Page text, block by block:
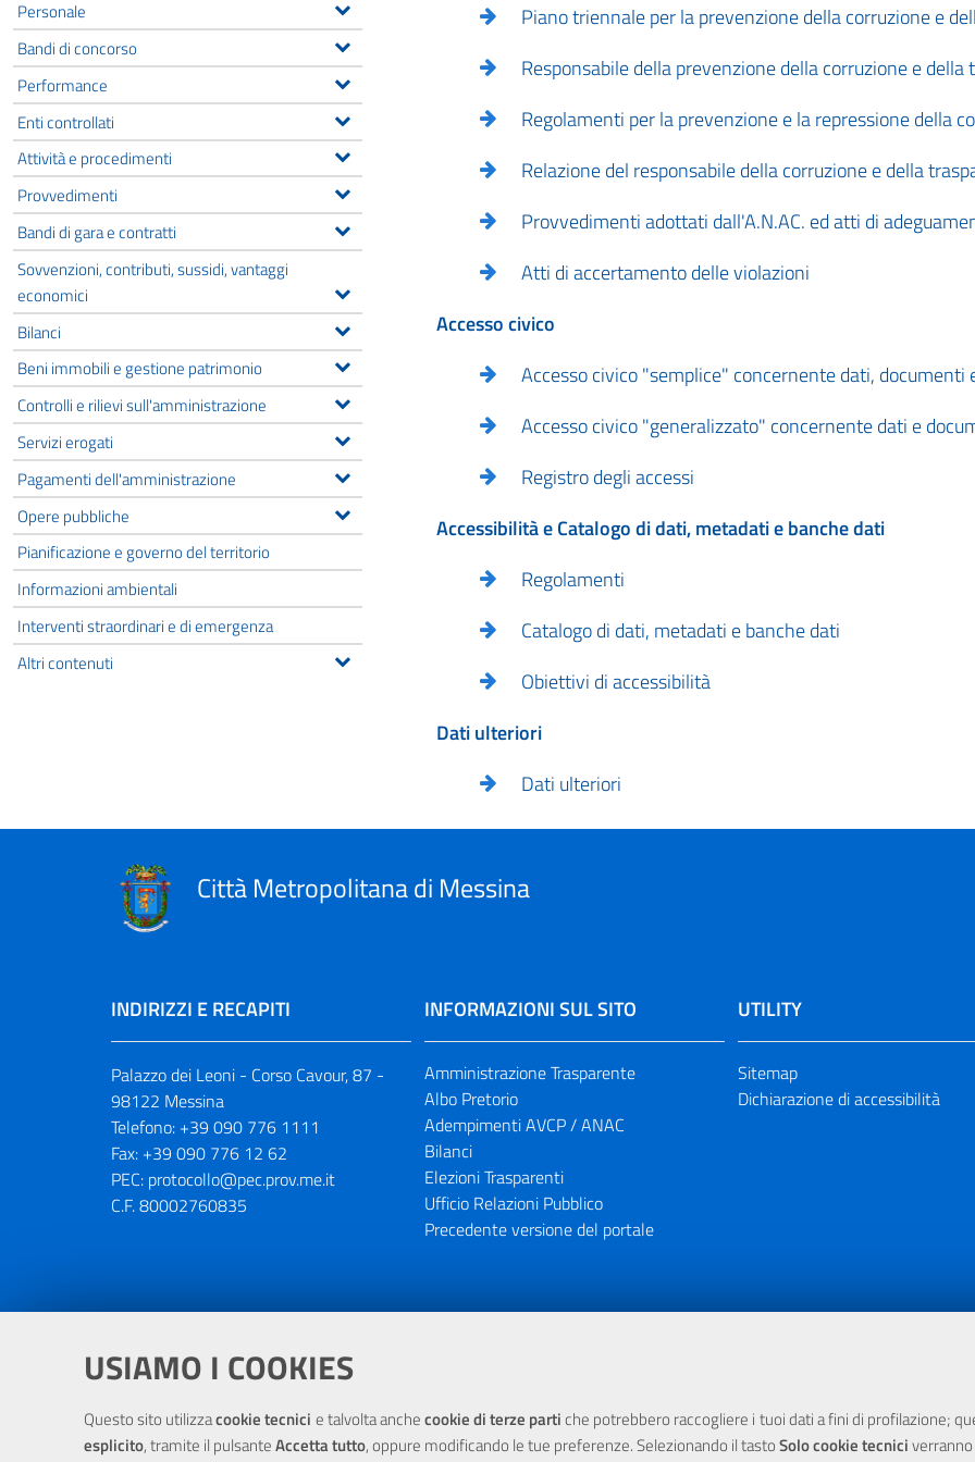
USIAMO I COOKIES
Questo sito utilizzacookie tecnici e talvolta anchecookie di terze partiche potrebbero raccogliere i tuoi dati a fini di profilazione;
esplicito, tramite il pulsanteAccetta tutto, oppure modificando le tue preferenze. Selezionando il tastoSolo cookie tecnici
Personale
Bandi di concorso
Performance
Enti controllati
Attività e procedimenti
Provvedimenti
Bandi di gara e contratti
Sovvenzioni, contributi, sussidi, vantaggi
economici
Bilanci
Beni immobili e gestione patrimonio
Controlli e rilievi sull'amministrazione
Servizi erogati
Pagamenti dell'amministrazione
Opere pubbliche
Pianificazione e governo del territorio
Informazioni ambientali
Interventi straordinari e di emergenza
Altri contenuti
Piano triennale per la prevenzione della corruzione e
Responsabile della prevenzione della corruzione e della
Regolamenti per la prevenzione e la repressione della
Relazione del responsabile della corruzione e della
Provvedimenti adottati dall'A.N.AC. ed atti di
Atti di accertamento delle violazioni
Accesso civico
Accesso civico "semplice" concernente dati,
Accesso civico "generalizzato" concernente dati e
Registro degli accessi
Accessibilità e Catalogo di dati, metadati e banche dati
Regolamenti
Catalogo di dati, metadati e banche dati
Obiettivi di accessibilità
Dati ulteriori
Dati ulteriori
Città Metropolitana di Messina
INDIRIZZI E RECAPITI
Palazzo dei Leoni - Corso Cavour, 87 -
98122 Messina
Telefono: +39 090 776 1111
Fax: +39 090 776 12 62
PEC: protocollo@pec.prov.me.it
C.F. 80002760835
INFORMAZIONI SUL SITO
Amministrazione Trasparente
Albo Pretorio
Adempimenti AVCP / ANAC
Bilanci
Elezioni Trasparenti
Ufficio Relazioni Pubblico
Precedente versione del portale
UTILITY
Sitemap
Dichiarazione di accessibilità
Portale realizzato con la partecipazione finanziaria dell'Unione Europea tramite i fondi del POR Sicilia